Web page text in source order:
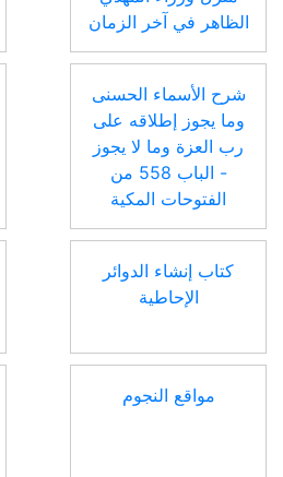
الظاهر في آخر الزمان
شرح الأسماء الحسنى
وما يجوز إطلاقه على
رب العزة وما لا يجوز
- الباب 558 من
الفتوحات المكية
كتاب إنشاء الدوائر
الإحاطية
مواقع النجوم